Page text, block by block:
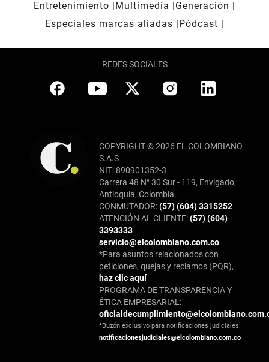
Entretenimiento
Multimedia
Generación
Especiales marcas aliadas
Pódcast
REDES SOCIALES
COPYRIGHT © 2026 EL COLOMBIANO
S.A.S
NIT: 890901352-3
Carrera 48 N° 30 Sur - 119, Envigado,
Antioquia, Colombia.
CONMUTADOR:(57) (604) 3315252
ATENCIÓN AL CLIENTE:(57) (604)
3393333
servicio@elcolombiano.com.co
*Para asuntos relacionados con
peticiones, quejas y reclamos (PQR),
haz clic aquí
PROGRAMA DE TRANSPARENCIA Y
ÉTICA EMPRESARIAL:
*Buzón exclusivo para notificaciones judiciales:
notificacionesjudiciales@elcolombiano.com.co